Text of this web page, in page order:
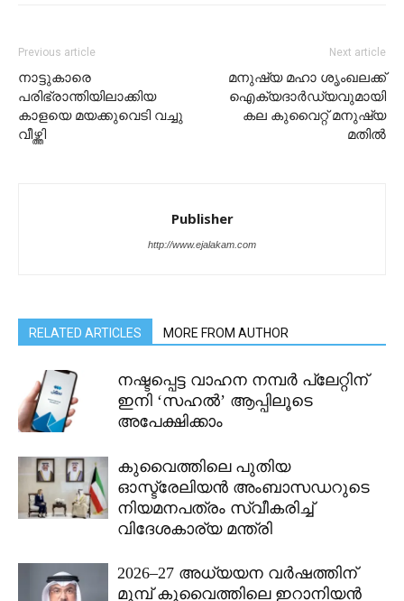
Previous article
നാട്ടുകാരെ
പരിഭ്രാന്തിയിലാക്കിയ
കാളയെ മയക്കുവെടി വച്ചു
വീഴ്ത്തി
Next article
മനുഷ്യ മഹാ ശൃംഖലക്ക്
ഐക്യദാർഡ്യവുമായി
കല കുവൈറ്റ് മനുഷ്യ
മതിൽ
Publisher
http://www.ejalakam.com
RELATED ARTICLES MORE FROM AUTHOR
നഷ്ടപ്പെട്ട വാഹന നമ്പർ പ്ലേറ്റിന്
ഇനി ‘സഹൽ’ ആപ്പിലൂടെ
അപേക്ഷിക്കാം
കുവൈത്തിലെ പുതിയ
ഓസ്ട്രേലിയൻ അംബാസഡറുടെ
നിയമനപത്രം സ്വീകരിച്ച്
വിദേശകാര്യ മന്ത്രി
2026–27 അധ്യയന വർഷത്തിന്
മുമ്പ് കുവൈത്തിലെ ഇറാനിയൻ